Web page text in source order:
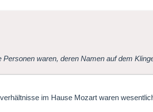
Personen waren, deren Namen auf dem
im Hause Mozart waren